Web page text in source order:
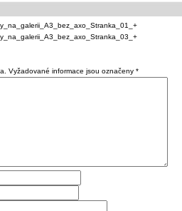
Vyžadované informace jsou označeny *